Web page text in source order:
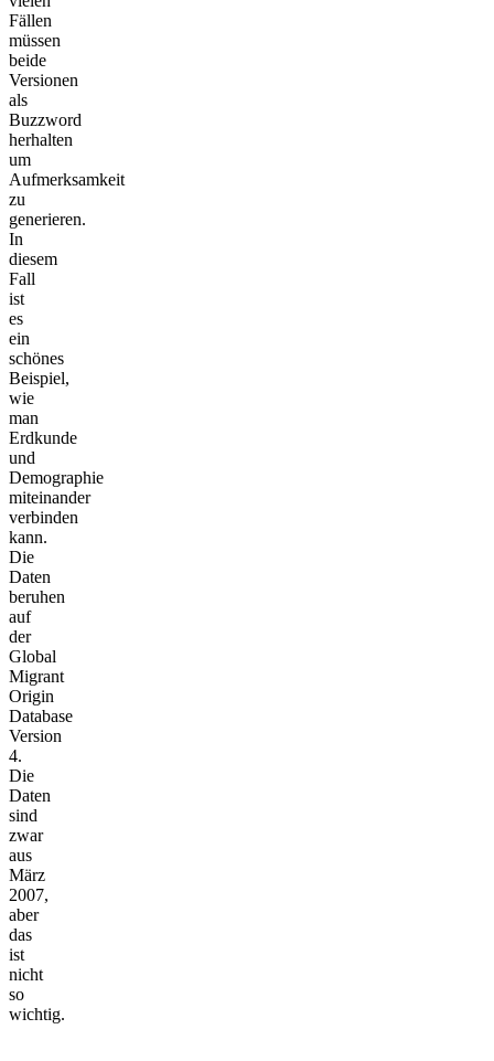
Fällen
müssen
beide
Versionen
als
Buzzword
herhalten
um
Aufmerksamkeit
zu
generieren.
In
diesem
Fall
ist
es
ein
schönes
Beispiel,
wie
man
Erdkunde
und
Demographie
miteinander
verbinden
kann.
Die
Daten
beruhen
auf
der
Global
Migrant
Origin
Database
Version
4.
Die
Daten
sind
zwar
aus
März
2007,
aber
das
ist
nicht
so
wichtig.